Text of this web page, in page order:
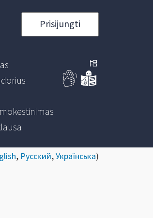
Prisijungti
, Русский,Українська)